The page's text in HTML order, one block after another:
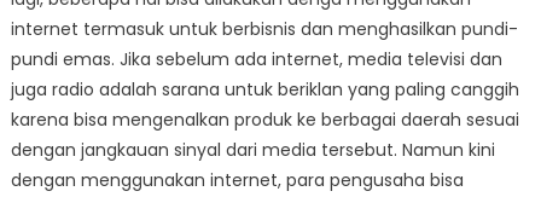
Pengiklanan
Kini
internet termasuk untuk berbisnis dan menghasilkan pundi-
pundi emas. Jika sebelum ada internet, media televisi dan
juga radio adalah sarana untuk beriklan yang paling canggih
karena bisa mengenalkan produk ke berbagai daerah sesuai
dengan jangkauan sinyal dari media tersebut. Namun kini
dengan menggunakan internet, para pengusaha bisa